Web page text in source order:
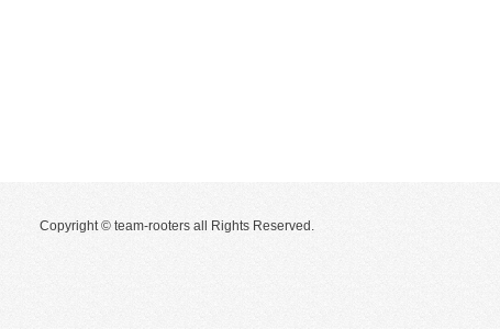
Copyright © team-rooters all Rights Reserved.